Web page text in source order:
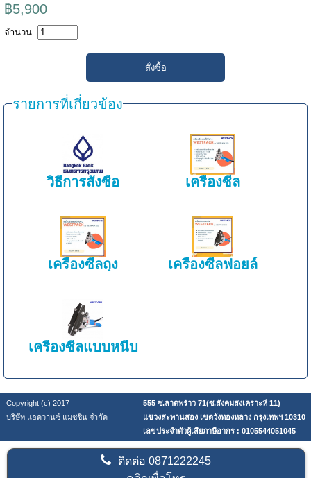
฿5,900
จำนวน:
รายการที่เกี่ยวข้อง
วิธีการสั่งซื้อ เครื่องซีล
เครื่องซีลถุง เครื่องซีลฟอยล์
เครื่องซีลแบบหนีบ
Copyright (c) 2017
555 ซ.ลาดพร้าว 71(ซ.สังคมสงเคราะห์ 11)
บริษัท แอดวานซ์ แมชชีน จำกัด
แขวงสะพานสอง เขตวังทองหลาง กรุงเทพฯ 10310
เลขประจำตัวผู้เสียภาษีอากร : 0105544051045
ติดต่อ0871222245